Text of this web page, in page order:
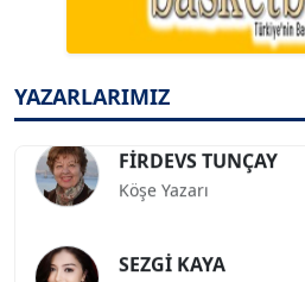
YAZARLARIMIZ
ESAT ERÇETİNGÖZ
Köşe Yazarı
Köşe Yazarı